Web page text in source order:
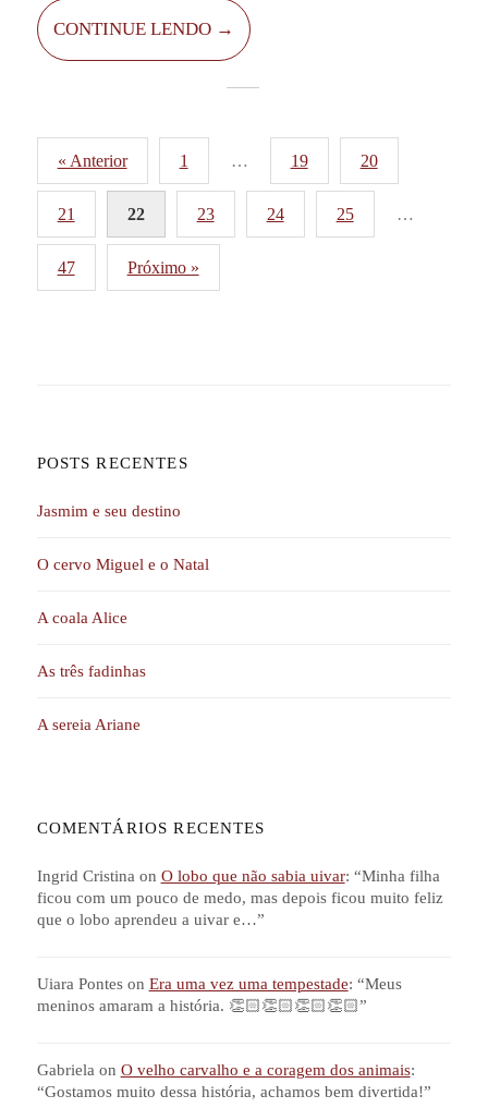
expostos em seu jardim: um gato de botas andando
com orgulho, ouriços com uma maçã, e um ratinho
CONTINUE LENDO →
Paginação
de
posts
« Anterior 1 … 19 20
21 22 23 24 25 …
47 Próximo »
POSTS RECENTES
Jasmim e seu destino
O cervo Miguel e o Natal
A coala Alice
As três fadinhas
A sereia Ariane
COMENTÁRIOS RECENTES
Ingrid Cristina on O lobo que não sabia uivar: “Minha filha
ficou com um pouco de medo, mas depois ficou muito feliz
que o lobo aprendeu a uivar e…”
Uiara Ponteson Era uma vez uma tempestade: “Meus
meninos amaram a história. 👏🏻👏🏻👏🏻👏🏻”
Gabrielaon O velho carvalho e a coragem dos animais:
“Gostamos muito dessa história, achamos bem divertida!”